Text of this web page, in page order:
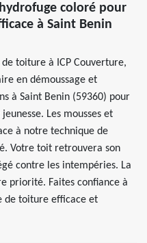
coloré pour
à Saint Benin
toiture à ICP Couverture,
en démoussage et
à Saint Benin (59360) pour
Les mousses et
à notre technique de
Votre toit retrouvera son
contre les intempéries. La
priorité. Faites confiance à
de toiture efficace et